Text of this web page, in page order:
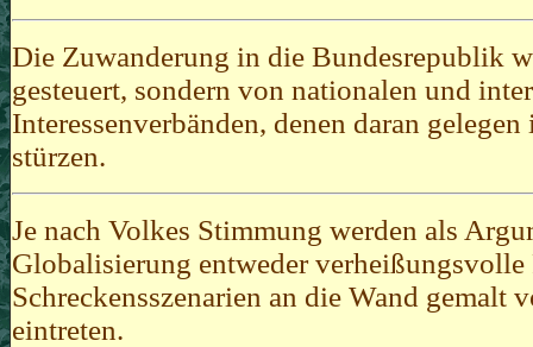
Die Zuwanderung in die Bundesrepublik
gesteuert, sondern von nationalen und
Interessenverbänden, denen daran
stürzen.
Je nach Volkes Stimmung werden als
Globalisierung entweder verheißungsvolle
Schreckensszenarien an die Wand gemalt
eintreten.